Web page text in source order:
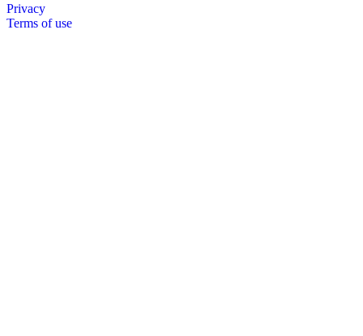
Privacy
Terms of use